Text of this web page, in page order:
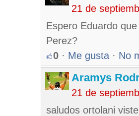
21 de
Espero Eduardo
Perez?
0 · Me gusta · No
Aramys
21 de
saludos ortolani